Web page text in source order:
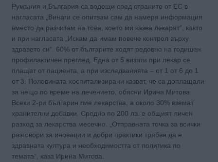
Румъния и България са водещи сред страните от ЕС в
нагласата „Винаги се опитвам сам да намеря информация
вместо да разчитам на това, което ми казва лекарят“, както
и при нагласата „Искам да имам повече контрол върху
здравето си“. 60% от българите ходят редовно на годишен
профилактичен преглед. Една от 5 визити при лекар се
плащат от пациента, а при изследванията – от 1 от 6 до 1
от 3. Половината хоспитализирани казват, че са доплащали
за нещо по време на лечението, обясни Ирина Митова.
Всеки 2-ри българин пие лекарства, а около 30% вземат
хранителни добавки. Средно по 200 лв. е общият личен
разход за лекарства месечно. „Отправната точка за всички
разговори за иновации и добри практики трябва да е
здравната култура и необходимостта от политика по
темата“, каза Ирина Митова.